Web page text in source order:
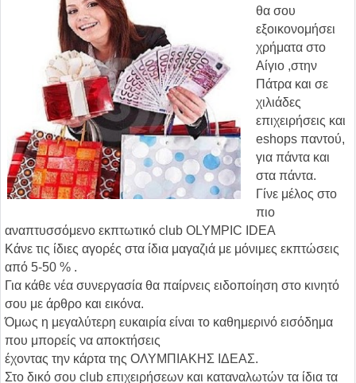
θα σου
εξοικονομήσει
χρήματα στο
Αίγιο ,στην
Πάτρα και σε
χιλιάδες
επιχειρήσεις και
eshops παντού,
για πάντα και
στα πάντα.
Γίνε μέλος στο
πιο
αναπτυσσόμενο εκπτωτικό club ΟLYMPIC IDEA
Κάνε τις ίδιες αγορές στα ίδια μαγαζιά με μόνιμες εκπτώσεις
από 5-50 % .
Για κάθε νέα συνεργασία θα παίρνεις ειδοποίηση στο κινητό
σου με άρθρο και εικόνα.
Όμως η μεγαλύτερη ευκαιρία είναι το καθημερινό εισόδημα
που μπορείς να αποκτήσεις
έχοντας την κάρτα της ΟΛΥΜΠΙΑΚΗΣ ΙΔΕΑΣ.
Στο δικό σου club επιχειρήσεων και καταναλωτών τα ίδια τα